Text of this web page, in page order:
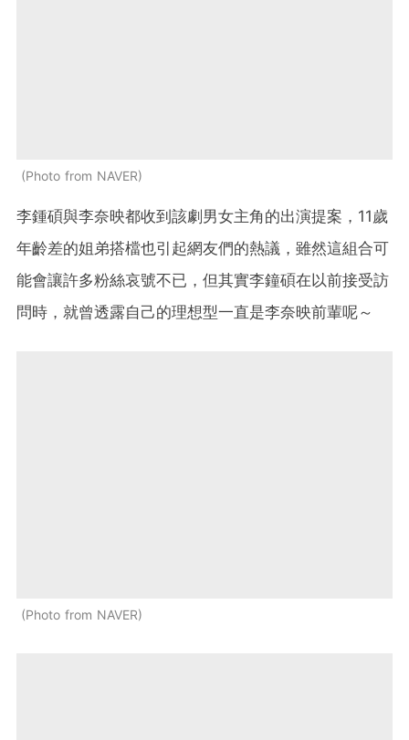
Photo from NAVER
李鍾碩與李奈映都收到該劇男女主角的出演提案，11歲
年齡差的姐弟搭檔也引起網友們的熱議，雖然這組合可
能會讓許多粉絲哀號不已，但其實李鐘碩在以前接受訪
問時，就曾透露自己的理想型一直是李奈映前輩呢～
Photo from NAVER